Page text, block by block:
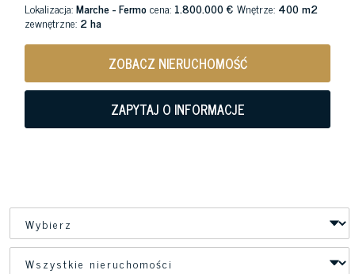
Lokalizacja:Marche - Fermocena: 1.800.000 € Wnętrze: 400 m2
zewnętrzne: 2 ha
ZOBACZ NIERUCHOMOŚĆ
ZAPYTAJ O INFORMACJE